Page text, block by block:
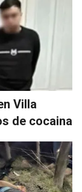
Villa
de cocaina